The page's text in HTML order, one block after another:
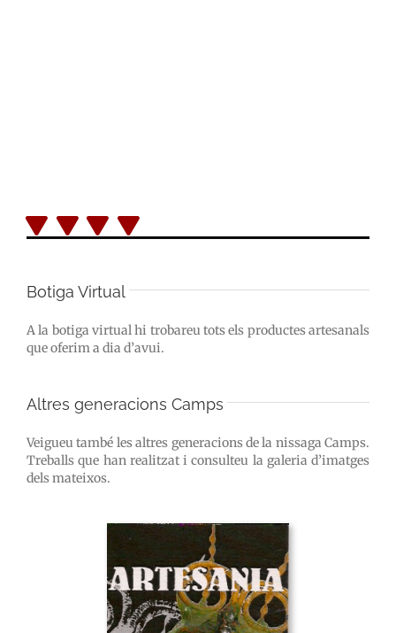
Botiga Virtual
A la botiga virtual hi trobareu tots els productes artesanals
que oferim a dia d’avui.
Altres generacions Camps
Veigueu també les altres generacions de la nissaga Camps.
Treballs que han realitzat i consulteu la galeria d’imatges
dels mateixos.